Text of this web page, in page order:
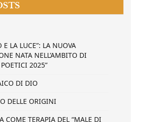
E LA LUCE”: LA NUOVA
NATA NELL’AMBITO DI
2025”
DI DIO
DELLE ORIGINI
COME TERAPIA DEL “MALE DI